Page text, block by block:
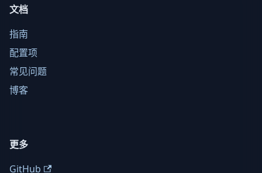
文档
指南
配置项
常见问题
博客
更多
GitHub